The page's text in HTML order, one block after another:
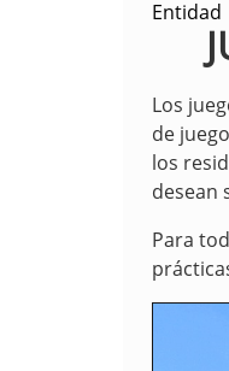
Los
de
los
desean
Para